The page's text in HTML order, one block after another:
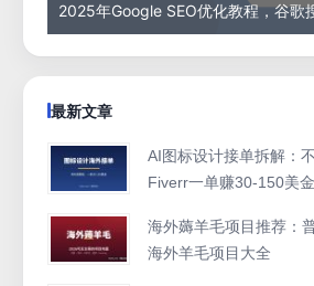
2025年Google SEO优化教程，谷歌
最新文章
AI图标设计接单拆解：
Fiverr一单赚30-150美金
海外薅羊毛项目推荐：
海外羊毛项目大全